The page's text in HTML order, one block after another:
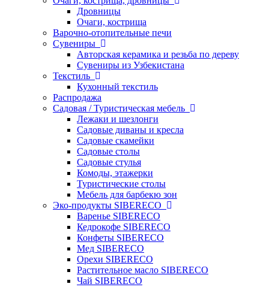
Дровницы
Очаги, кострища
Варочно-отопительные печи
Сувениры
Авторская керамика и резьба по дереву
Сувениры из Узбекистана
Текстиль
Кухонный текстиль
Распродажа
Садовая / Туристическая мебель
Лежаки и шезлонги
Садовые диваны и кресла
Садовые скамейки
Садовые столы
Садовые стулья
Комоды, этажерки
Туристические столы
Мебель для барбекю зон
Эко-продукты SIBERECO
Варенье SIBERECO
Кедрокофе SIBERECO
Конфеты SIBERECO
Мед SIBERECO
Орехи SIBERECO
Растительное масло SIBERECO
Чай SIBERECO